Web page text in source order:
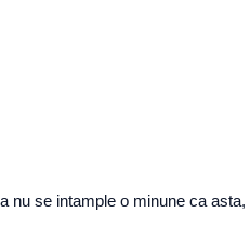
se intample o minune ca